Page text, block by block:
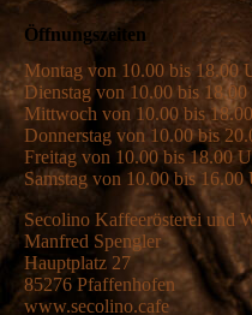
Öffnungszeiten
Montag von 10.00 bis 18.00
Dienstag von 10.00 bis
Mittwoch von 10.00 bis
Donnerstag von 10.00 bis
Freitag von 10.00 bis 18.00
Samstag von 10.00 bis 16.00
Secolino Kaffeerösterei und
Manfred Spengler
Hauptplatz 27
85276 Pfaffenhofen
www.secolino.cafe